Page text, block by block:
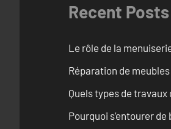
Recent Posts
Le rôle de la
Réparation de
Quels types de
Pourquoi s’entourer